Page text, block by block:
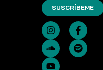
SUSCRÍBEME